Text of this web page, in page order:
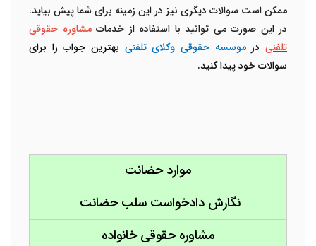
ممکن است سوالات دیگری نیز در این زمینه برای شما پیش بیاید.
در این صورت می توانید با استفاده از خدماتمشاوره حقوقی
تلفنی درموسسه حقوقی وکلای تلفنی بهترین جواب را برای
سوالات خود پیدا کنید.
موارد حضانت
نگارش دادخواست سلب حضانت
مشاوره حقوقی خانواده